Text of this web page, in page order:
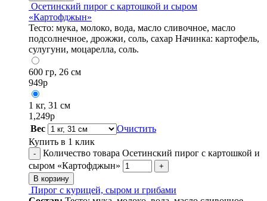
Осетинский пирог с картошкой и сыром
«Картофджын»
Тесто: мука, молоко, вода, масло сливочное, масло
подсолнечное, дрожжи, соль, сахар Начинка: картофель,
сулугуни, моцарелла, соль.
600 гр, 26 см
949р
1 кг, 31 см
1,249р
Вес
Очистить
Купить в 1 клик
-
Количество товара Осетинский пирог с картошкой и
сыром «Картофджын»
+
В корзину
Пирог с курицей, сыром и грибами